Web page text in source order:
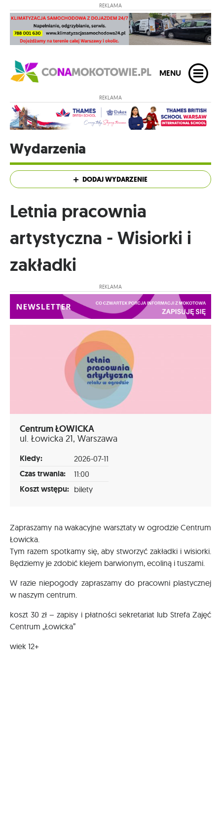
REKLAMA
MENU
REKLAMA
Wydarzenia
DODAJ WYDARZENIE
Letnia pracownia
artystyczna - Wisiorki i
zakładki
REKLAMA
Centrum ŁOWICKA
ul. Łowicka 21, Warszawa
Kiedy: 2026-07-11
Czas trwania: 11:00
Koszt wstępu: bilety
Zapraszamy na wakacyjne warsztaty w ogrodzie Centrum
Łowicka.
Tym razem spotkamy się, aby stworzyć zakładki i wisiorki.
Będziemy je zdobić klejem barwionym, ecoliną i tuszami.
W razie niepogody zapraszamy do pracowni plastycznej
w naszym centrum.
koszt 30 zł – zapisy i płatności sekretariat lub Strefa Zajęć
Centrum „Łowicka”
wiek 12+